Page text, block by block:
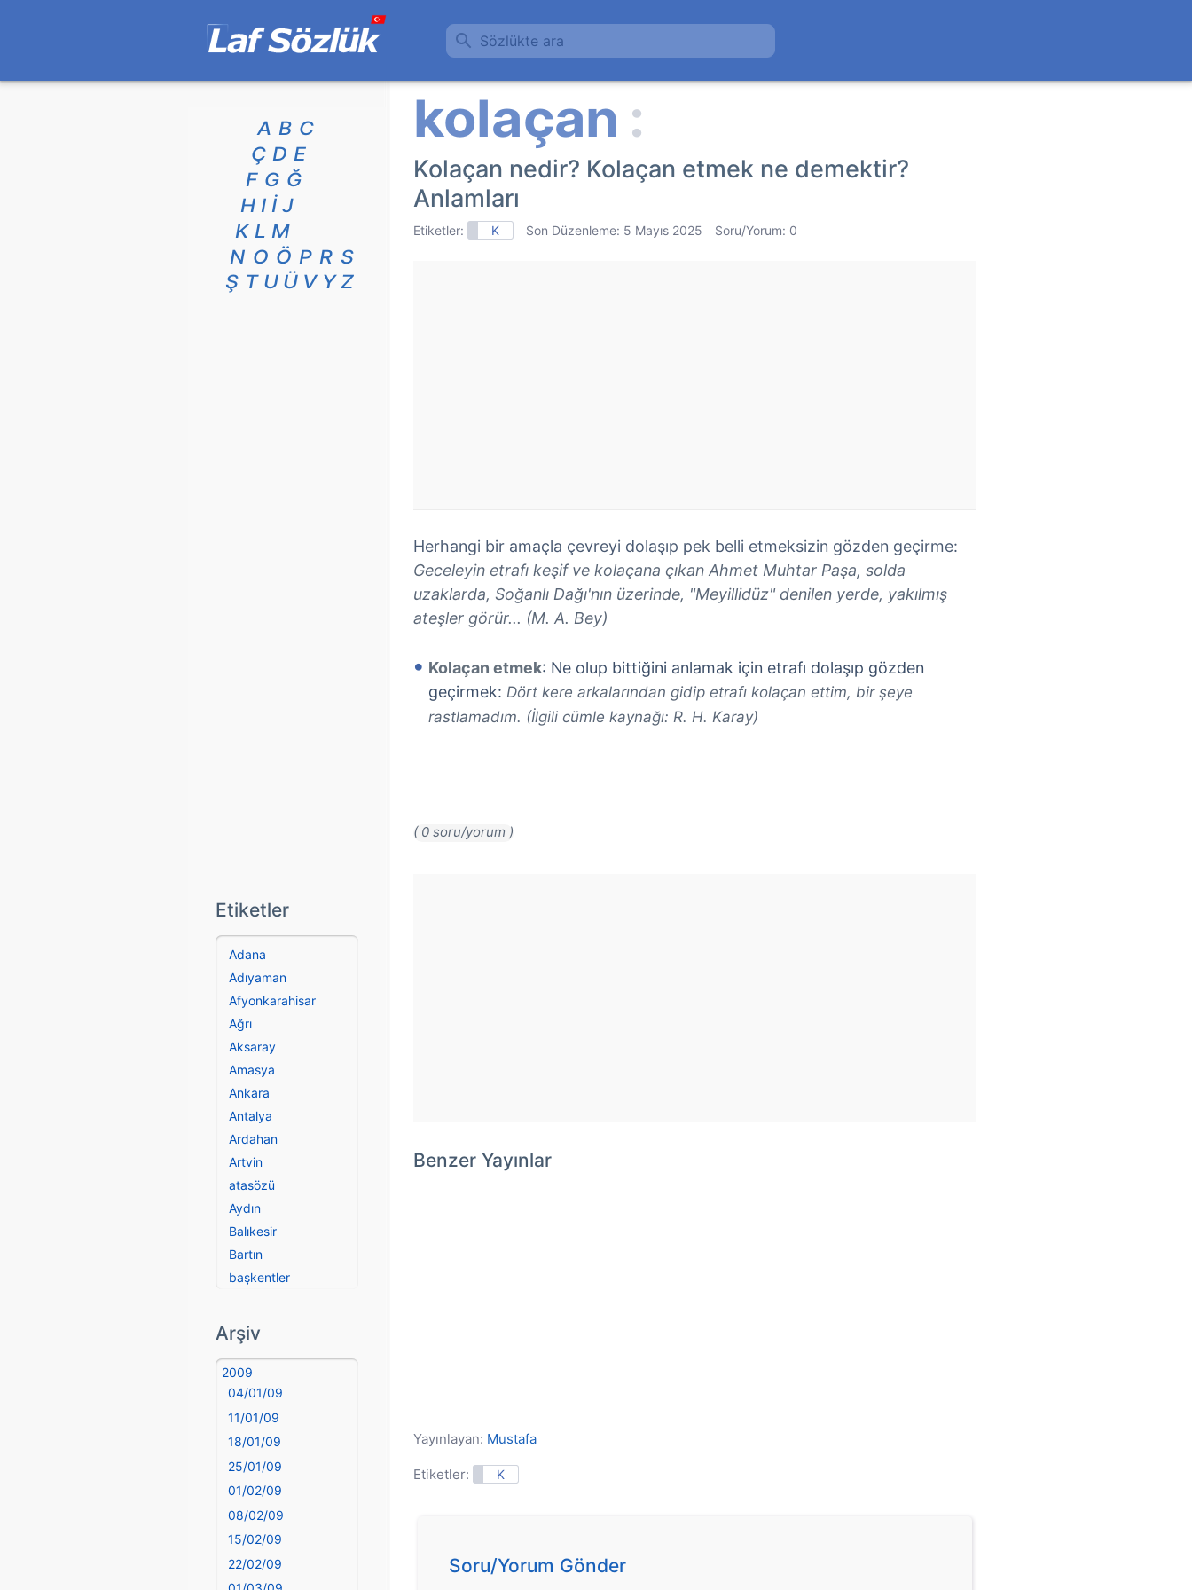
Sözlükte ara
Kolaçan nedir? Kolaçan etmek ne demektir?
Anlamları
Etiketler: K Son Düzenleme: 5 Mayıs 2025 Soru/Yorum: 0
Herhangi bir amaçla çevreyi dolaşıp pek belli etmeksizin gözden geçirme:
Geceleyin etrafı keşif ve kolaçana çıkan Ahmet Muhtar Paşa, solda
uzaklarda, Soğanlı Dağı'nın üzerinde, "Meyillidüz" denilen yerde, yakılmış
ateşler görür... (M. A. Bey)
Kolaçan etmek: Ne olup bittiğini anlamak için etrafı dolaşıp gözden
geçirmek: Dört kere arkalarından gidip etrafı kolaçan ettim, bir şeye
rastlamadım. (İlgili cümle kaynağı: R. H. Karay)
( 0 soru/yorum )
Benzer Yayınlar
Yayınlayan: Mustafa
Etiketler: K
Soru/Yorum Gönder
A B C
Ç D E
F G Ğ
H I İ J
K L M
N O Ö P R S
Ş T U Ü V Y Z
Etiketler
Adana
Adıyaman
Afyonkarahisar
Ağrı
Aksaray
Amasya
Ankara
Antalya
Ardahan
Artvin
atasözü
Aydın
Balıkesir
Bartın
başkentler
Bayburt
Bilecik
Bingöl
Bitlis
Bolu
Burdur
Bursa
Çanakkale
Çankırı
Çorum
Arşiv
2009
04/01/09
11/01/09
18/01/09
25/01/09
01/02/09
08/02/09
15/02/09
22/02/09